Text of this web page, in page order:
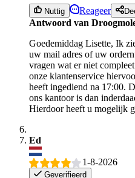
Nuttig Reageer
Antwoord van
Goedemiddag Lisette, Ik
uw mail adres of uw
vragen wat er niet
onze klantenservice
heeft ingediend na 17:00.
ons kantoor is dan
Hierdoor heeft u mogelijk
Ed
1-8-2026
Geverifieerd